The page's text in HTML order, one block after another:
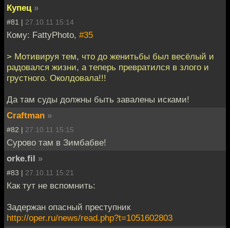
Купец »
#81 | 27.10.11 15:14
Кому: FattyPhoto, #35
> Мотивируя тем, что до женитьбы был весёлый и
радовался жизни, а теперь превратился в злого и
грустного. Околдовала!!!
Да там суды должны быть завалены исками!
Craftman »
#82 | 27.10.11 15:15
Сурово там в Зимбабве!
orke.fil »
#83 | 27.10.11 15:21
Как тут не вспомнить:
Задержан опасный преступник
http://oper.ru/news/read.php?t=1051602803